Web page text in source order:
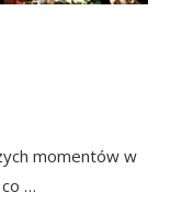
momentów w
…